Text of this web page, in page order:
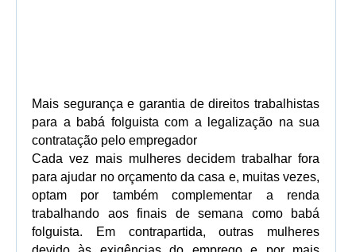
Mais segurança e garantia de direitos trabalhistas
para a babá folguista com a legalização na sua
contratação pelo empregador
Cada vez mais mulheres decidem trabalhar fora
para ajudar no orçamento da casa e, muitas vezes,
optam por também complementar a renda
trabalhando aos finais de semana como babá
folguista. Em contrapartida, outras mulheres